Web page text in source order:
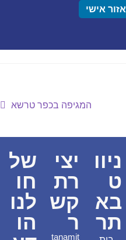
אזור אישי
המגיפה בכפר טרשא
ניוו
ט
בא
תר
יצי
רת
קש
ר
tanamit
של
חו
לנו
הו